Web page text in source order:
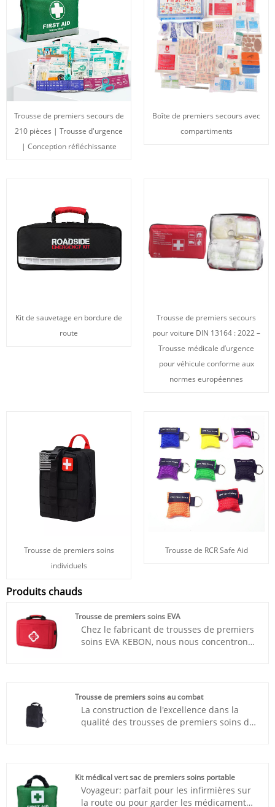
Trousse de premiers secours de
210 pièces | Trousse d'urgence
| Conception réfléchissante
Boîte de premiers secours avec
compartiments
Kit de sauvetage en bordure de
route
Trousse de premiers secours
pour voiture DIN 13164 : 2022 –
Trousse médicale d’urgence
pour véhicule conforme aux
normes européennes
Trousse de premiers soins
individuels
Trousse de RCR Safe Aid
Produits chauds
Trousse de premiers soins EVA
Chez le fabricant de trousses de premiers
soins EVA KEBON, nous nous concentrons
personnalisation pour s'assurer que nos
trousses de premiers soins suivent
l'évolution du temps et s'adaptent aux
demandes changeantes du marché. En
fournisseurs pour atteindre ensemble des
objectifs gagnant-gagnant.
Trousse de premiers soins au combat
La construction de l'excellence dans la
qualité des trousses de premiers soins de
qualité comme une question totale
d'implication des employés. Chaque
employé doit assumer la responsabilité de
Kit médical vert sac de premiers soins portable
Voyageur: parfait pour les infirmières sur
la route ou pour garder les médicaments